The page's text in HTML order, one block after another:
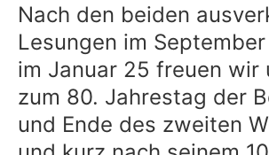
Nach den beiden
Lesungen im
im Januar 25 freuen wir
zum 80. Jahrestag der
und Ende des zweiten